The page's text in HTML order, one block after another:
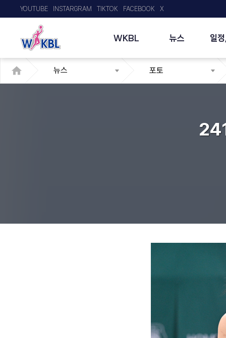
WKBL 뉴스 일
YOUTUBE INSTARGRAM TIKTOK FACEBOOK X
뉴스 포토